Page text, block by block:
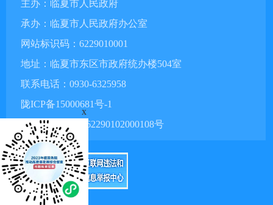
主办：临夏市人民政府
承办：临夏市人民政府办公室
网站标识码：6229010001
地址：临夏市东区市政府统办楼504室
联系电话：0930-6325958
陇ICP备15000681号-1
甘公网安备 62290102000108号
x